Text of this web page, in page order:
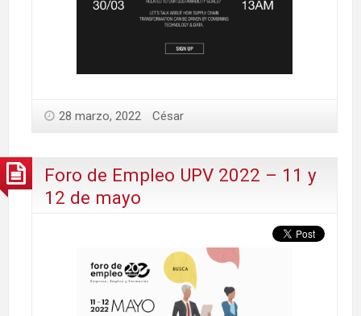
28 marzo, 2022 César
Foro de Empleo UPV 2022 – 11 y
12 de mayo